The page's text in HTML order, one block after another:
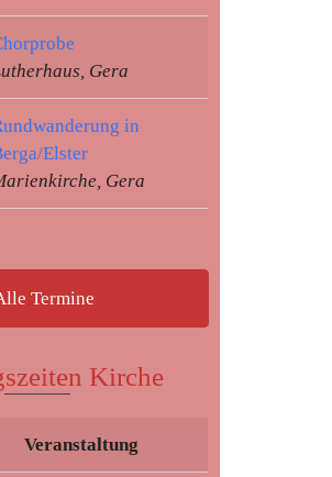
Gera
in
Elster
Gera
Termine
Kirche
Veranstaltung